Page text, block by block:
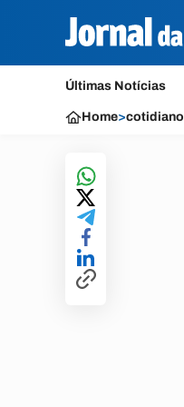
Últimas Notícias
Home>cotidiano